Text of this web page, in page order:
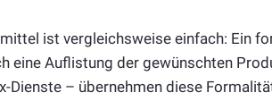
ist vergleichsweise einfach: Ein
eine Auflistung der gewünschten
Dienste – übernehmen diese